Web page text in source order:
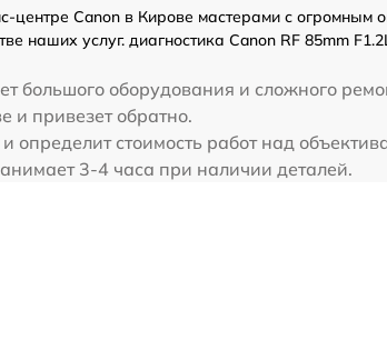
центре Canon в Кирове мастерами с огромным
услуг. диагностика Canon RF 85mm
большого оборудования и сложного
и привезет обратно.
стоимость работ над
3-4 часа при наличии деталей.